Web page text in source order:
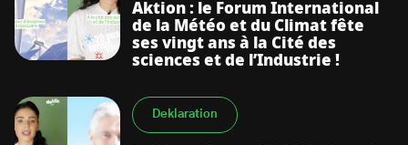
Aktion : le Forum International
de la Météo et du Climat fête
ses vingt ans à la Cité des
sciences et de l’Industrie !
Deklaration